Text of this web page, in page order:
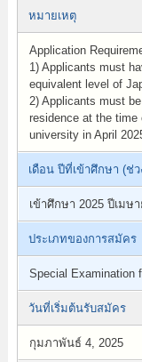
หมายเหตุ
Application
1) Applicants must
equivalent level of
2) Applicants must
residence at the time
university in April
เดือน ปีที่เข้าศึกษา (ช่
เข้าศึกษา 2025 ปีเมษ
ประเภทของการสมัคร
Special Examination
วันที่เริ่มต้นรับสมัคร
กุมภาพันธ์ 4, 2025